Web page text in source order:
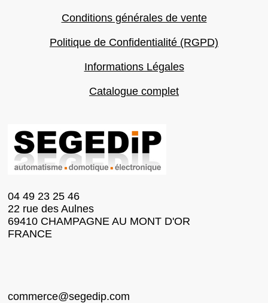
Conditions générales de vente
Politique de Confidentialité (RGPD)
Informations Légales
Catalogue complet
04 49 23 25 46
22 rue des Aulnes
69410 CHAMPAGNE AU MONT D'OR
FRANCE
commerce@segedip.com